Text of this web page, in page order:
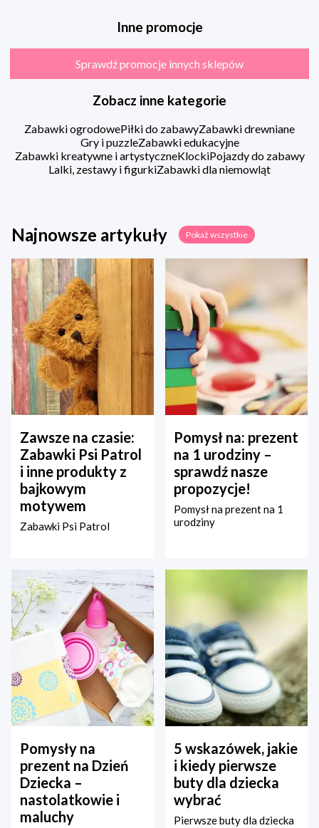
Inne promocje
Sprawdź promocje innych sklepów
Zobacz inne kategorie
Zabawki ogrodowePiłki do zabawyZabawki drewniane
Gry i puzzleZabawki edukacyjne
Zabawki kreatywne i artystyczneKlockiPojazdy do zabawy
Lalki, zestawy i figurkiZabawki dla niemowląt
Najnowsze artykuły Pokaż wszystkie
Zawsze na czasie:
Zabawki Psi Patrol
i inne produkty z
bajkowym
motywem
Zabawki Psi Patrol
Pomysł na: prezent
na 1 urodziny –
sprawdź nasze
propozycje!
Pomysł na prezent na 1
urodziny
Pomysły na
prezent na Dzień
Dziecka –
nastolatkowie i
maluchy
5 wskazówek, jakie
i kiedy pierwsze
buty dla dziecka
wybrać
Pierwsze buty dla dziecka